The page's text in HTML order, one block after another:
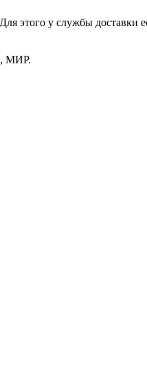
этого у службы доставки
МИР.